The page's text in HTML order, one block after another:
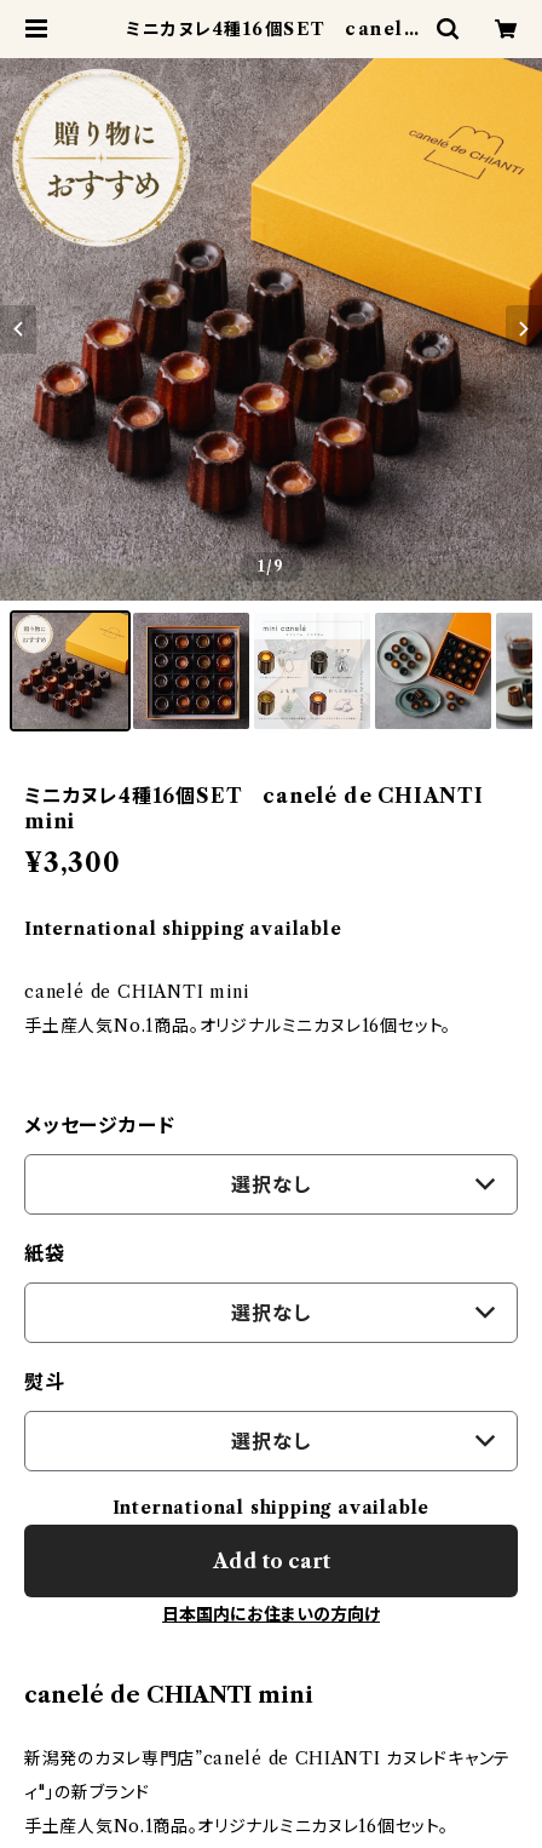
ミニカヌレ4種16個SET canelé
é de CHIANTI カヌレドキャンテ
ィ
1/9
ミニカヌレ4種16個SET canelé de CHIANTI
mini
¥3,300
International shipping available
canelé de CHIANTI mini
手土産人気No.1商品。オリジナルミニカヌレ16個セット。
メッセージカード
選択なし
紙袋
選択なし
熨斗
選択なし
International shipping available
Add to cart
日本国内にお住まいの方向け
canelé de CHIANTI mini
新潟発のカヌレ専門店”canelé de CHIANTI カヌレドキャンテ
ィ"」の新ブランド
手土産人気No.1商品。オリジナルミニカヌレ16個セット。